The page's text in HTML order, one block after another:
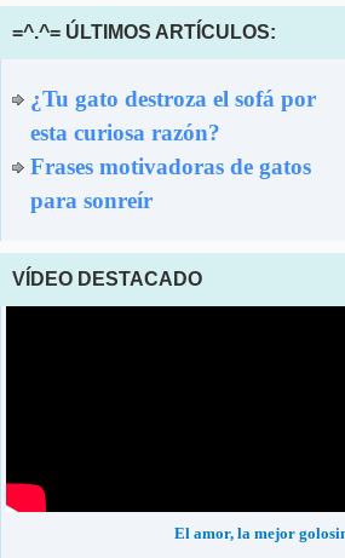
=^.^= ÚLTIMOS ARTÍCULOS:
¿Tu gato destroza el sofá por
esta curiosa razón?
Frases motivadoras de gatos
para sonreír
VÍDEO DESTACADO
El amor, la mejor